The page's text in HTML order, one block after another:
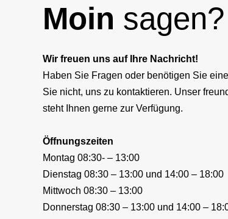
Moin sagen?
Wir freuen uns auf Ihre Nachricht!
Haben Sie Fragen oder benötigen Sie
Sie nicht, uns zu kontaktieren. Unser
steht Ihnen gerne zur Verfügung.
Öffnungszeiten
Montag 08:30- – 13:00
Dienstag 08:30 – 13:00 und 14:00 – 18:00
Mittwoch 08:30 – 13:00
Donnerstag 08:30 – 13:00 und 14:00 –